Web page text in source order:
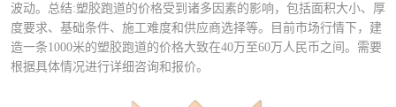
波动。总结:塑胶跑道的价格受到诸多因素的影响，包括面积大小、厚
度要求、基础条件、施工难度和供应商选择等。目前市场行情下，建
造一条1000米的塑胶跑道的价格大致在40万至60万人民币之间。需要
根据具体情况进行详细咨询和报价。